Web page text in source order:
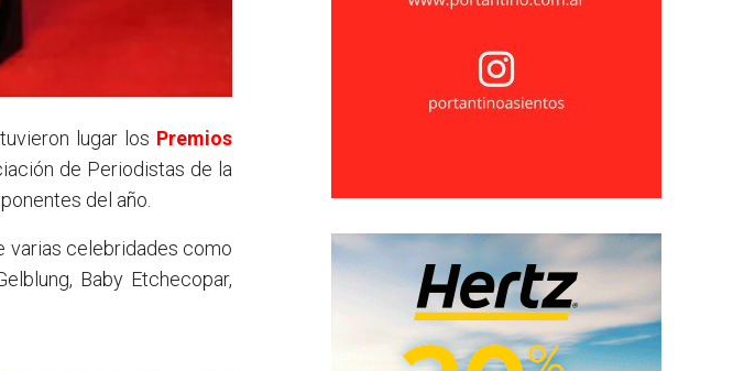
lugar los Premios
de Periodistas de la
del año.
varias celebridades como
Baby Etchecopar,